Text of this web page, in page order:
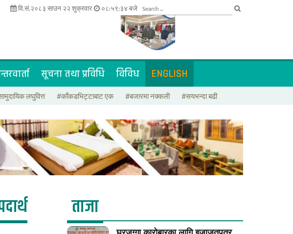
वि.सं.२०८३ साउन २२ शुक्रवार ०८:५९:३४ बजे
सूचना तथा प्रविधि विविध ENGLISH
लघुवित्त #काँकडभिट्टाबाट एक #बजारमा नक्कली #सयभन्दा बढी
ताजा